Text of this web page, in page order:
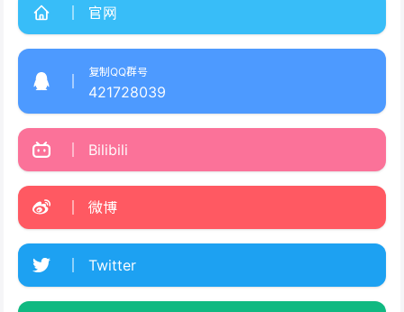
官网
复制QQ群号
421728039
Bilibili
微博
Twitter